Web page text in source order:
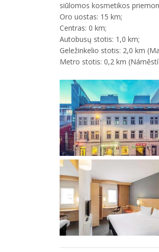
siūlomos kosmetikos
Oro uostas: 15 km;
Centras: 0 km;
Autobusų stotis: 1,0 km;
Geležinkelio stotis: 2,0 km
Metro stotis: 0,2 km (Náměstí